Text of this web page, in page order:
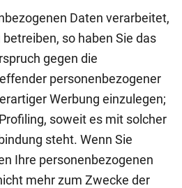
Daten verarbeitet,
so haben Sie das
gegen die
personenbezogener
Werbung einzulegen;
soweit es mit solcher
steht. Wenn Sie
Ihre personenbezogenen
mehr zum Zwecke der